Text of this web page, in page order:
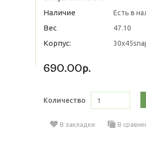
Наличие Есть в
Вес 47.10
Корпус:
690.00р.
Количество
В закладки В